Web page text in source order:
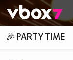
👾
🎉 PARTY TIME